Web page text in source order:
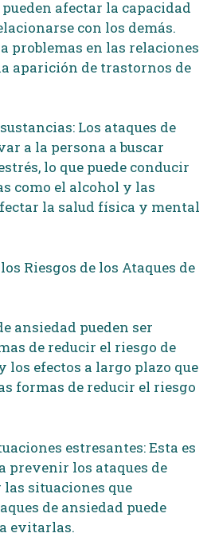
afectar la capacidad
con los demás.
problemas en las relaciones
aparición de trastornos de
Los ataques de
a la persona a buscar
lo que puede conducir
como el alcohol y las
la salud física y mental
Riesgos de los Ataques de
ansiedad pueden ser
de reducir el riesgo de
los efectos a largo plazo que
formas de reducir el riesgo
estresantes: Esta es
prevenir los ataques de
situaciones que
de ansiedad puede
evitarlas.